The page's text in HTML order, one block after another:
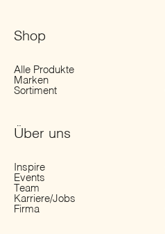
Shop
Alle Produkte
Marken
Sortiment
Über uns
Inspire
Events
Team
Karriere/Jobs
Firma